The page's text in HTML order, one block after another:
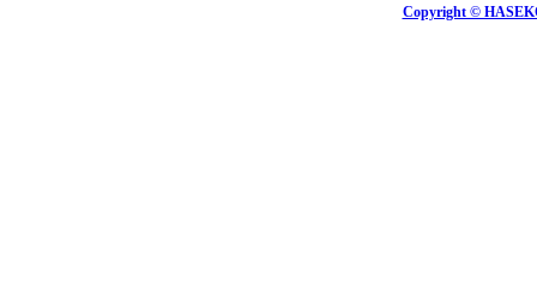
Copyright ©